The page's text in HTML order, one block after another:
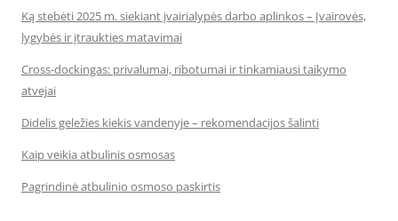
Ką stebėti 2025 m. siekiant įvairialypės darbo aplinkos – Įvairovės,
lygybės ir įtraukties matavimai
Cross-dockingas: privalumai, ribotumai ir tinkamiausi taikymo
atvejai
Didelis geležies kiekis vandenyje – rekomendacijos šalinti
Kaip veikia atbulinis osmosas
Pagrindinė atbulinio osmoso paskirtis